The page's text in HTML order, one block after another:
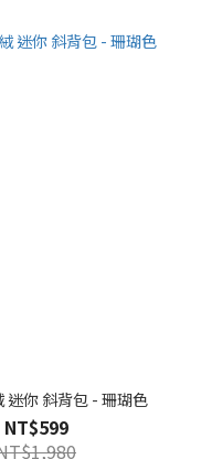
迷你 斜背包 - 珊瑚色
NT$599